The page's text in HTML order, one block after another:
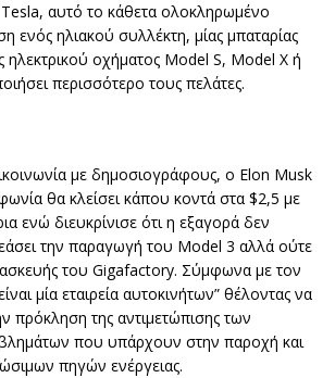
αυτό το κάθετα ολοκληρωμένο
ενός ηλιακού συλλέκτη, μίας μπαταρίας
ηλεκτρικού οχήματος Model S, Model X ή
περισσότερο τους πελάτες.
με δημοσιογράφους, ο Elon Musk
θα κλείσει κάπου κοντά στα $2,5 με
ενώ διευκρίνισε ότι η εξαγορά δεν
την παραγωγή του Model 3 αλλά ούτε
του Gigafactory. Σύμφωνα με τον
μία εταιρεία αυτοκινήτων” θέλοντας να
πρόκληση της αντιμετώπισης των
που υπάρχουν στην παροχή και
πηγών ενέργειας.